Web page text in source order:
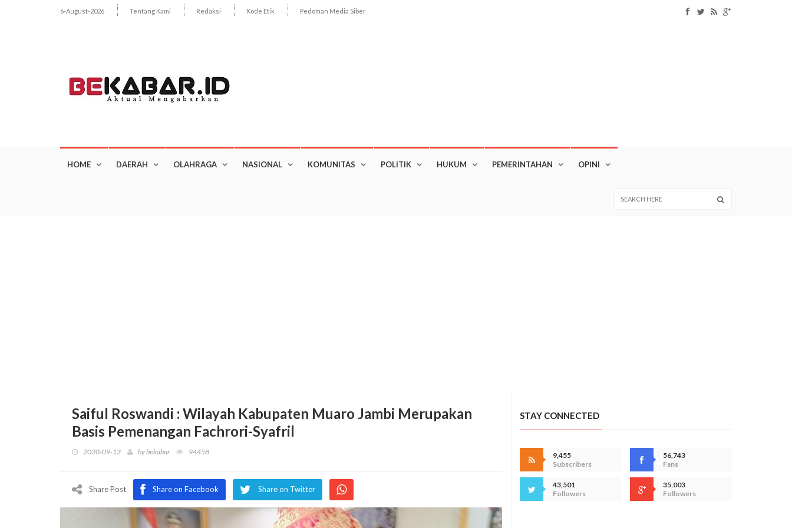
6-August-2026 Tentang Kami Redaksi Kode Etik Pedoman Media Siber
HOME DAERAH OLAHRAGA NASIONAL KOMUNITAS POLITIK HUKUM PEMERINTAHAN OPINI
Saiful Roswandi : Wilayah Kabupaten Muaro Jambi Merupakan
Basis Pemenangan Fachrori-Syafril
2020-09-13 bybekabar 94458
Share Post Share on Facebook Share on Twitter
STAY CONNECTED
9,455
Subscribers
56,743
Fans
43,501
Followers
35,003
Followers